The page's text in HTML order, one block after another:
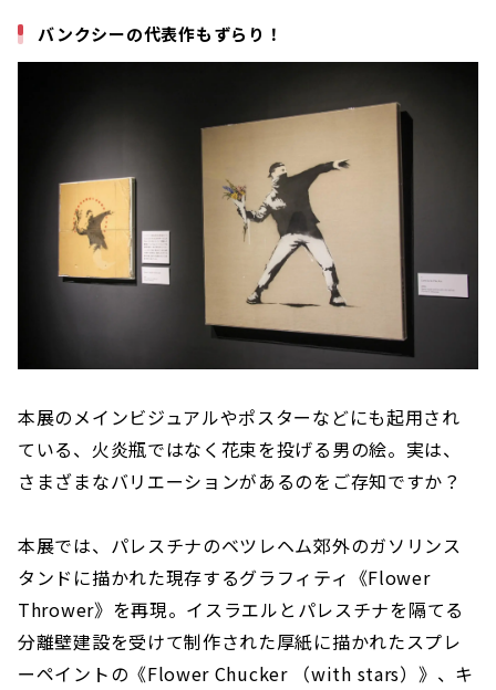
バンクシーの代表作もずらり！
本展のメインビジュアルやポスターなどにも起用され
ている、火炎瓶ではなく花束を投げる男の絵。実は、
さまざまなバリエーションがあるのをご存知ですか？
本展では、パレスチナのベツレヘム郊外のガソリンス
タンドに描かれた現存するグラフィティ《Flower
Thrower》を再現。イスラエルとパレスチナを隔てる
分離壁建設を受けて制作された厚紙に描かれたスプレ
ーペイントの《Flower Chucker （with stars）》、キ